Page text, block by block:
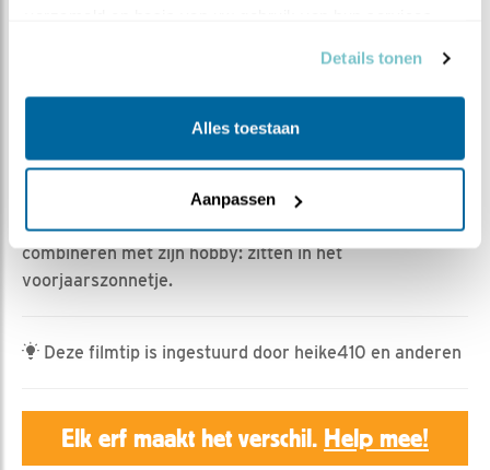
Details tonen
Alles toestaan
Aanpassen
Man steenuil bewaakt de
omgeving
Geert | Geplaatst op 3 maart 2023, 23:50 |
leuk| Bewaar dit filmpje|
363x
Man steenuil is belangrijk om de omgeving van de
nestkast veilig te houden. Hij kan dat nu mooi
combineren met zijn hobby: zitten in het
voorjaarszonnetje.
Deze filmtip is ingestuurd door heike410 en anderen
Elk erf maakt het verschil. Help mee!